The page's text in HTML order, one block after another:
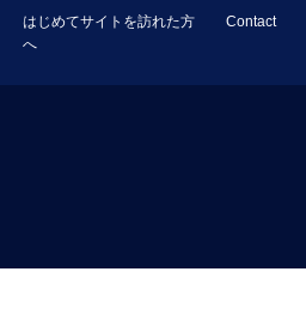
はじめてサイトを訪れた方
へ
Contact